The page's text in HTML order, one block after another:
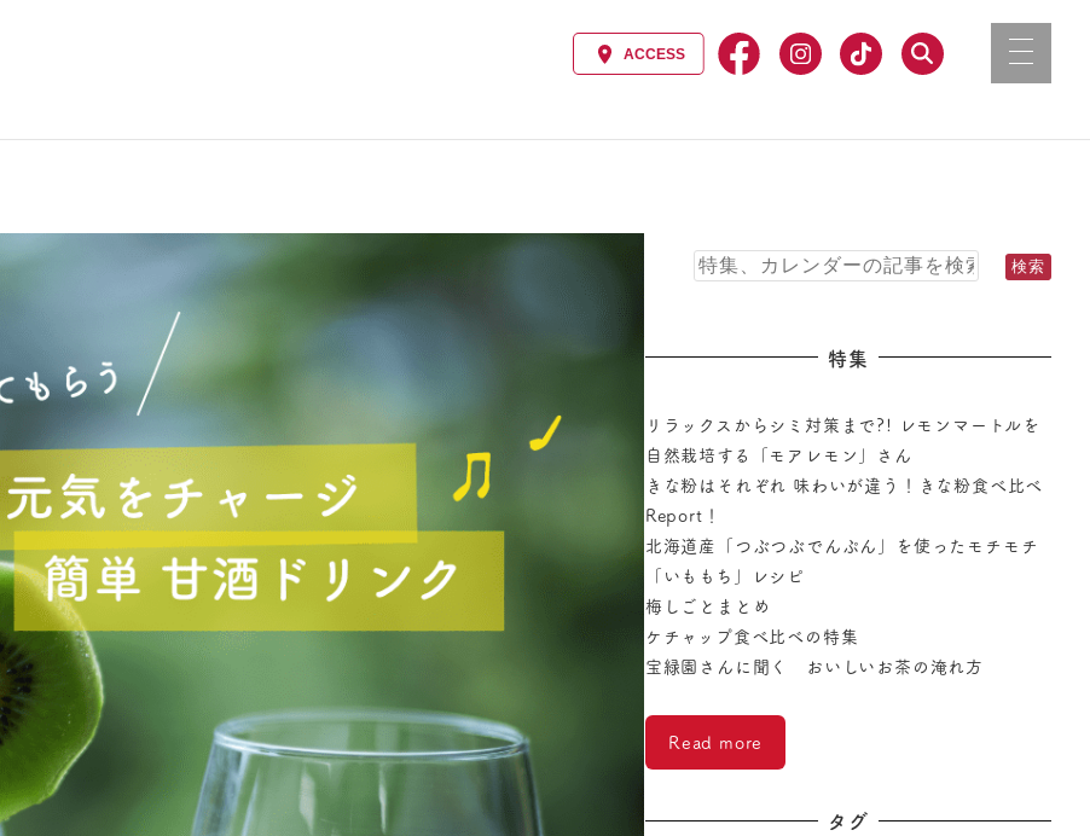
特集
リラックスからシミ対策まで?! レモンマートルを
自然栽培する「モアレモン」さん
きな粉はそれぞれ 味わいが違う！きな粉食べ比べ
Report！
北海道産「つぶつぶでんぷん」を使ったモチモチ
「いももち」レシピ
梅しごとまとめ
ケチャップ食べ比べの特集
宝緑園さんに聞く おいしいお茶の淹れ方
Read more
タグ